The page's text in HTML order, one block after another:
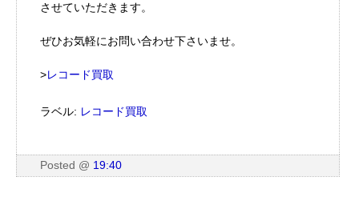
させていただきます。
ぜひお気軽にお問い合わせ下さいませ。
>レコード買取
ラベル: レコード買取
Posted @ 19:40